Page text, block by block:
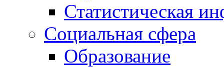
Статистическая
Социальная сфера
Образование